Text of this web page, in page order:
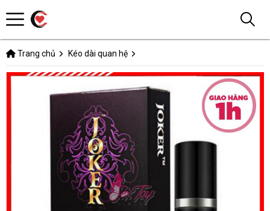
Trang chủ Kéo dài quan hệ